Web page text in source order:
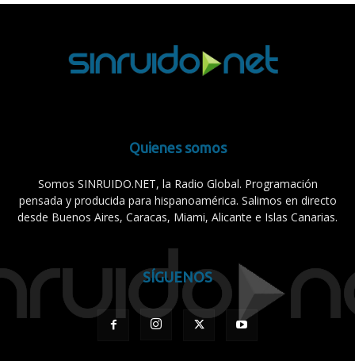
Quienes somos
Somos SINRUIDO.NET, la Radio Global. Programación
pensada y producida para hispanoamérica. Salimos en directo
desde Buenos Aires, Caracas, Miami, Alicante e Islas Canarias.
SÍGUENOS